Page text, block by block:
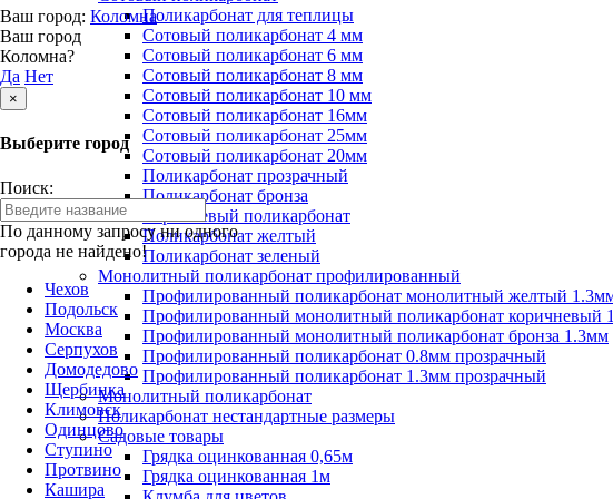
Ваш город: Коломна
Ваш город
Коломна?
Да Нет
×
Выберите город
Поиск:
По данному запросу ни одного
города не найдено!
Чехов
Подольск
Москва
Серпухов
Домодедово
Щербинка
Климовск
Одинцово
Ступино
Протвино
Кашира
Поликарбонат для теплицы
Сотовый поликарбонат 4 мм
Сотовый поликарбонат 6 мм
Сотовый поликарбонат 8 мм
Сотовый поликарбонат 10 мм
Сотовый поликарбонат 16мм
Сотовый поликарбонат 25мм
Сотовый поликарбонат 20мм
Поликарбонат прозрачный
Поликарбонат бронза
Коричневый поликарбонат
Поликарбонат желтый
Поликарбонат зеленый
Монолитный поликарбонат профилированный
Профилированный поликарбонат монолитный желтый
Профилированный монолитный поликарбонат коричневый
Профилированный монолитный поликарбонат бронза 1.3мм
Профилированный поликарбонат 0.8мм прозрачный
Профилированный поликарбонат 1.3мм прозрачный
Монолитный поликарбонат
Поликарбонат нестандартные размеры
Садовые товары
Грядка оцинкованная 0,65м
Грядка оцинкованная 1м